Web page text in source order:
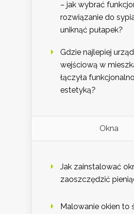
– jak wybrać
rozwiązanie do
uniknąć pułapek?
Gdzie najlepiej
wejściową w
łączyła
estetyką?
Okna
Jak zainstalować
zaoszczędzić
Malowanie okien to